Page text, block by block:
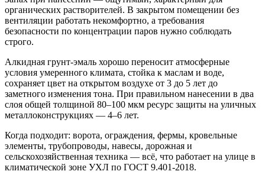
органических растворителей. В закрытом помещении без
вентиляции работать некомфортно, а требования
безопасности по концентрации паров нужно соблюдать
строго.
Алкидная грунт-эмаль хорошо переносит атмосферные
условия умеренного климата, стойка к маслам и воде,
сохраняет цвет на открытом воздухе от 3 до 5 лет до
заметного изменения тона. При правильном нанесении в два
слоя общей толщиной 80–100 мкм ресурс защиты на уличных
металлоконструкциях — 4–6 лет.
Когда подходит: ворота, ограждения, фермы, кровельные
элементы, трубопроводы, навесы, дорожная и
сельскохозяйственная техника — всё, что работает на улице в
климатической зоне УХЛ по ГОСТ 9.401-2018.